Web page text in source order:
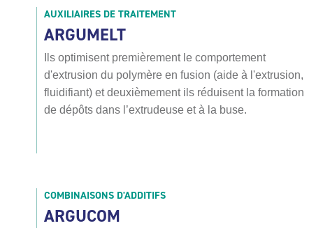
AUXILIAIRES DE TRAITEMENT
ARGUMELT
Ils optimisent premièrement le comportement
d'extrusion du polymère en fusion (aide à l'extrusion,
fluidifiant) et deuxièmement ils réduisent la formation
de dépôts dans l’extrudeuse et à la buse.
COMBINAISONS D'ADDITIFS
ARGUCOM